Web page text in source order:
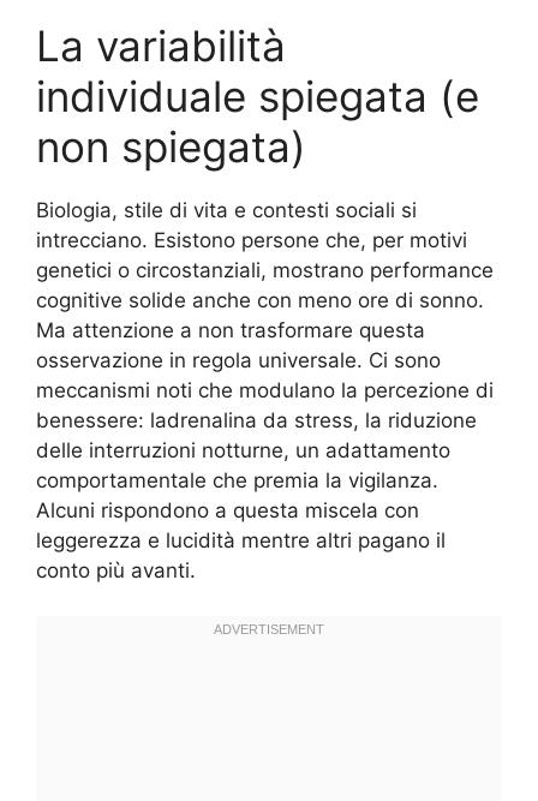
La variabilità
individuale spiegata (e
non spiegata)
Biologia, stile di vita e contesti sociali si
intrecciano. Esistono persone che, per motivi
genetici o circostanziali, mostrano performance
cognitive solide anche con meno ore di sonno.
Ma attenzione a non trasformare questa
osservazione in regola universale. Ci sono
meccanismi noti che modulano la percezione di
benessere: ladrenalina da stress, la riduzione
delle interruzioni notturne, un adattamento
comportamentale che premia la vigilanza.
Alcuni rispondono a questa miscela con
leggerezza e lucidità mentre altri pagano il
conto più avanti.